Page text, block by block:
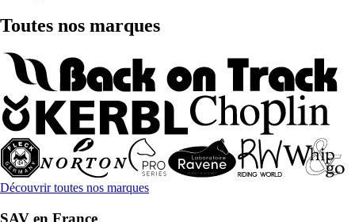
Toutes nos marques
Découvrir toutes nos marques
SAV en France